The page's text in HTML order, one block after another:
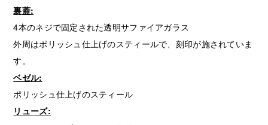
裏蓋:
4本のネジで固定された透明サファイアガラス
外周はポリッシュ仕上げのスティールで、刻印が施されていま
す。
ベゼル:
ポリッシュ仕上げのスティール
リューズ: